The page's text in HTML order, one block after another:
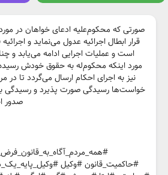
صورتی که محکوم‌علیه ادعای خواهان در مورد
قرار ابطال اجرائیه عدول می‌نماید و
است و عملیات اجرایی ادامه می‌یابد و
مورد اینکه محکوم‌له به حقوق خودش
نیز به اجرای احکام ارسال می‌گردد تا در
خواست‌ها رسیدگی صورت پذیرد و رسیدگی
صدور
#حاکمیت_قانون #وکیل